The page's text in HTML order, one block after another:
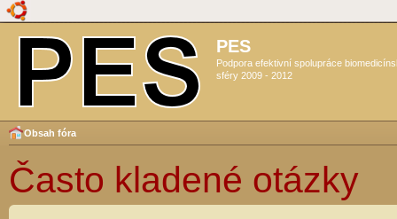
PES
Podpora efektivní spolupráce
sféry 2009 - 2012
Obsah fóra
Často kladené otázky